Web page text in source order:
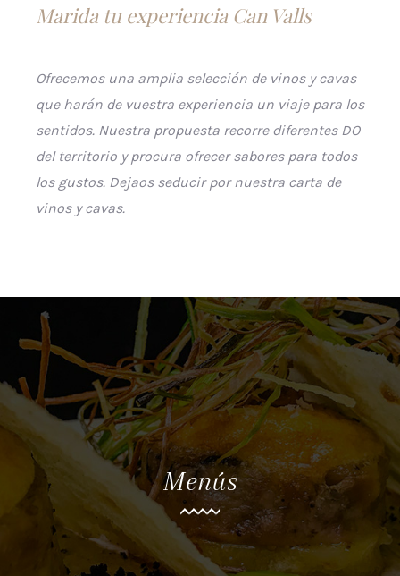
Marida tu experiencia Can Valls
Ofrecemos una amplia selección de vinos y cavas
que harán de vuestra experiencia un viaje para los
sentidos. Nuestra propuesta recorre diferentes DO
del territorio y procura ofrecer sabores para todos
los gustos. Dejaos seducir por nuestra carta de
vinos y cavas.
Menús